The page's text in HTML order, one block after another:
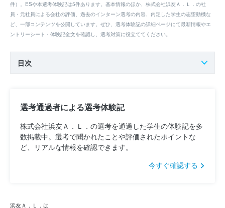
件）。ESや本選考体験記は5件あります。基本情報のほか、株式会社浜友Ａ．Ｌ．の社
員・元社員による会社の評価、過去のインターン選考の内容、内定した学生の志望動機な
ど、一部コンテンツを公開しています。ぜひ、選考体験記の詳細ページにて最新情報やエ
ントリーシート・体験記全文を確認し、選考対策に役立ててください。
目次
選考通過者による選考体験記
株式会社浜友Ａ．Ｌ．の選考を通過した学生の体験記を多
数掲載中。選考で聞かれたことや評価されたポイントな
ど、リアルな情報を確認できます。
今すぐ確認する
浜友Ａ．Ｌ．は